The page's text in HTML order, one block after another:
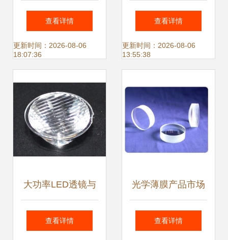
隆达COB透镜 精准
光学的核心元件
查看详情
更新时间：2026-08-06
18:07:36
构、原理与应用解
析
查看详情
更新时间：2026-08-06
13:55:38
大功率LED透镜与
XJ20单粒透镜 高
查看详情
光学薄膜产品市场
标准 四川区域解读
查看详情